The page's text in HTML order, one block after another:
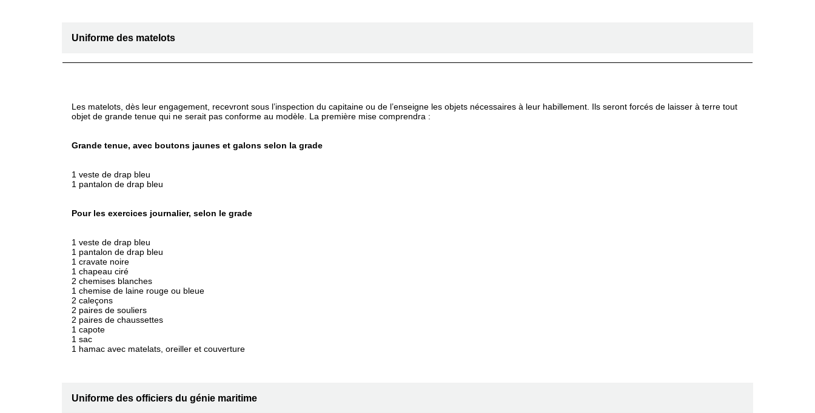
Uniforme des matelots
Les matelots, dès leur engagement, recevront sous l’inspection du capitaine ou de l’enseigne les objets nécessaires à leur habillement. Ils seront forcés de laisser à terre tout
objet de grande tenue qui ne serait pas conforme au modèle. La première mise comprendra :
Grande tenue, avec boutons jaunes et galons selon la grade
1 veste de drap bleu
1 pantalon de drap bleu
Pour les exercices journalier, selon le grade
1 veste de drap bleu
1 pantalon de drap bleu
1 cravate noire
1 chapeau ciré
2 chemises blanches
1 chemise de laine rouge ou bleue
2 caleçons
2 paires de souliers
2 paires de chaussettes
1 capote
1 sac
1 hamac avec matelats, oreiller et couverture
Uniforme des officiers du génie maritime